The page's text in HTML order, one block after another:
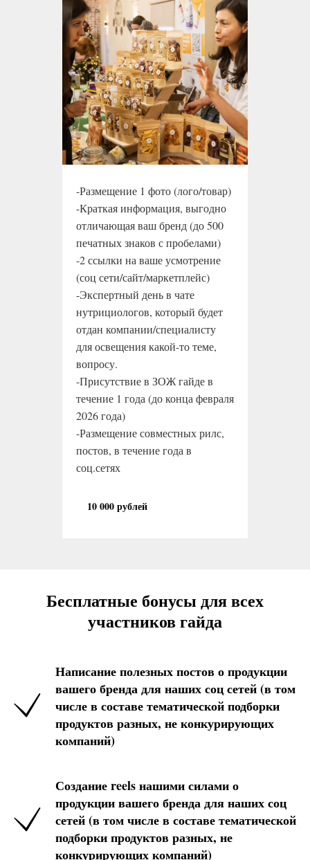
-Размещение 1 фото (лого/товар)
-Краткая информация, выгодно
отличающая ваш бренд (до 500
печатных знаков с пробелами)
-2 ссылки на ваше усмотрение
(соц сети/сайт/маркетплейс)
-Экспертный день в чате
нутрициологов, который будет
отдан компании/специалисту
для освещения какой-то теме,
вопросу.
-Присутствие в ЗОЖ гайде в
течение 1 года (до конца февраля
2026 года)
-Размещение совместных рилс,
постов, в течение года в
соц.сетях
10 000 рублей
Бесплатные бонусы для всех
участников гайда
Написание полезных постов о продукции
вашего бренда для наших соц сетей (в том
числе в составе тематической подборки
продуктов разных, не конкурирующих
компаний)
Создание reels нашими силами о
продукции вашего бренда для наших соц
сетей (в том числе в составе тематической
подборки продуктов разных, не
конкурирующих компаний)